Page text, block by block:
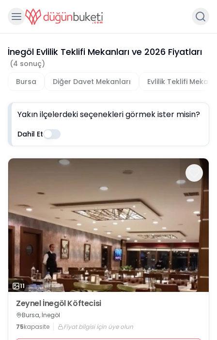
İnegöl Evlilik Teklifi Mekanları ve 2026 Fiyatları
(4 sonuç)
Bursa
Diğer Davet Mekanları Evlilik Teklifi
Yakın ilçelerdeki seçenekleri görmek ister misin?
Dahil Et
11
Zeynel İnegöl Köftecisi
Bursa, İnegöl
75kapasite Fiyat bilgisi için üye olun